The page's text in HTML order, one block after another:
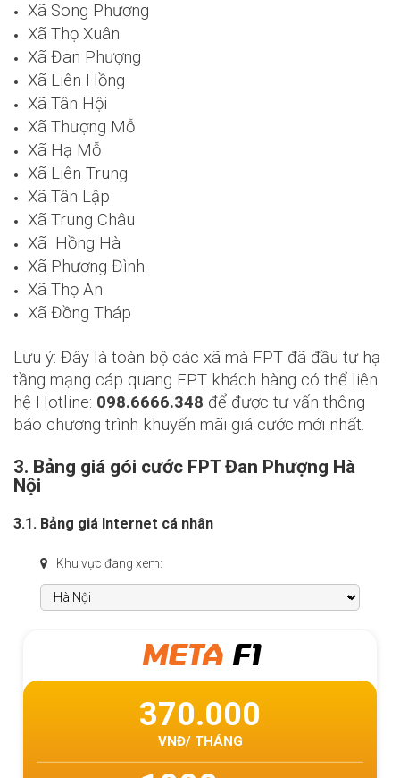
Xã Song Phương
Xã Thọ Xuân
Xã Đan Phượng
Xã Liên Hồng
Xã Tân Hội
Xã Thượng Mỗ
Xã Hạ Mỗ
Xã Liên Trung
Xã Tân Lập
Xã Trung Châu
Xã Hồng Hà
Xã Phương Đình
Xã Thọ An
Xã Đồng Tháp
Lưu ý: Đây là toàn bộ các xã mà FPT đã đầu tư hạ
tầng mạng cáp quang FPT khách hàng có thể liên
hệ Hotline: 098.6666.348 để được tư vấn thông
báo chương trình khuyến mãi giá cước mới nhất.
3. Bảng giá gói cước FPT Đan Phượng Hà
Nội
3.1. Bảng giá Internet cá nhân
Khu vực đang xem:
METAF1
370.000
VNĐ/ THÁNG